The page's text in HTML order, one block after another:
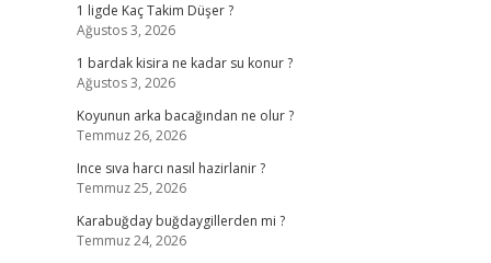
1 ligde Kaç Takim Düşer ?
Ağustos 3, 2026
1 bardak kisira ne kadar su konur ?
Ağustos 3, 2026
Koyunun arka bacağından ne olur ?
Temmuz 26, 2026
Ince sıva harcı nasıl hazirlanir ?
Temmuz 25, 2026
Karabuğday buğdaygillerden mi ?
Temmuz 24, 2026